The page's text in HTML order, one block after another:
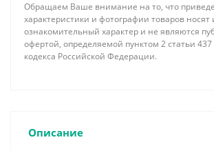
Обращаем Ваше внимание на то, что
характеристики и фотографии товаров
ознакомительный характер и не являются
офертой, определяемой пунктом 2 статьи 437
кодекса Российской Федерации.
Описание